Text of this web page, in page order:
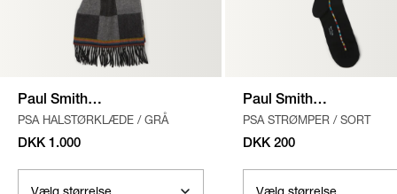
Paul Smith
Accessories
PSA HALSTØRKLÆDE / GRÅ
DKK 1.000
Paul Smith
Accessories
PSA STRØMPER / SORT
DKK 200